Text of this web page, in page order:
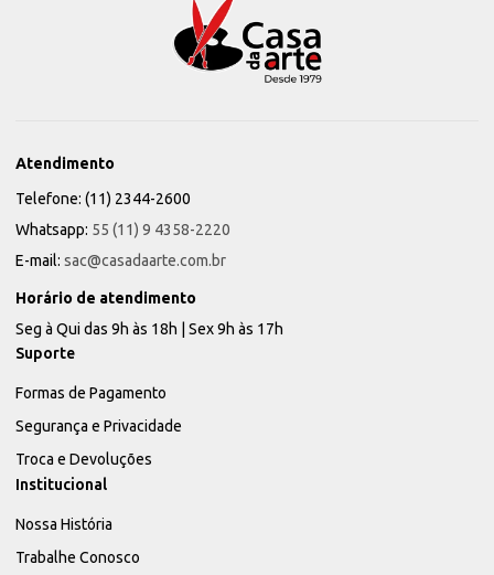
Atendimento
Telefone: (11) 2344-2600
Whatsapp: 55 (11) 9 4358-2220
E-mail: sac@casadaarte.com.br
Horário de atendimento
Seg à Qui das 9h às 18h | Sex 9h às 17h
Suporte
Formas de Pagamento
Segurança e Privacidade
Troca e Devoluções
Institucional
Nossa História
Trabalhe Conosco